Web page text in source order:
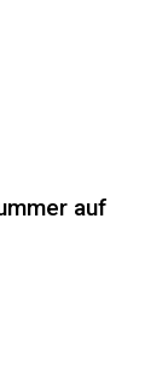
auf